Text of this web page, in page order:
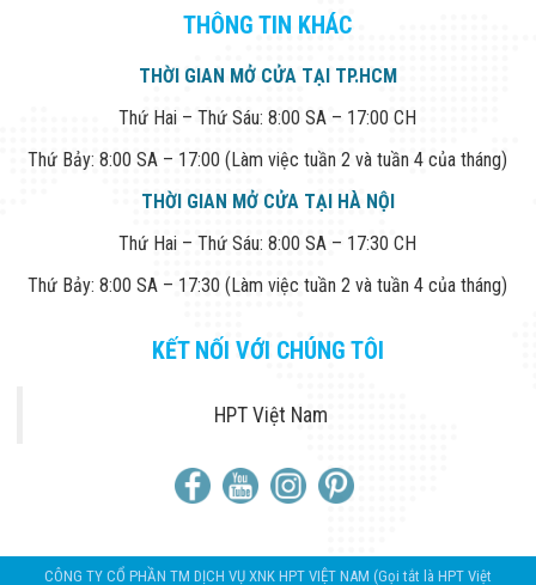
THÔNG TIN KHÁC
THỜI GIAN MỞ CỬA TẠI TP.HCM
Thứ Hai – Thứ Sáu: 8:00 SA – 17:00 CH
Thứ Bảy: 8:00 SA – 17:00 (Làm việc tuần 2 và tuần 4 của tháng)
THỜI GIAN MỞ CỬA TẠI HÀ NỘI
Thứ Hai – Thứ Sáu: 8:00 SA – 17:30 CH
Thứ Bảy: 8:00 SA – 17:30 (Làm việc tuần 2 và tuần 4 của tháng)
KẾT NỐI VỚI CHÚNG TÔI
HPT Việt Nam
CÔNG TY CỔ PHẦN TM DỊCH VỤ XNK HPT VIỆT NAM (Gọi tắt là HPT Việt